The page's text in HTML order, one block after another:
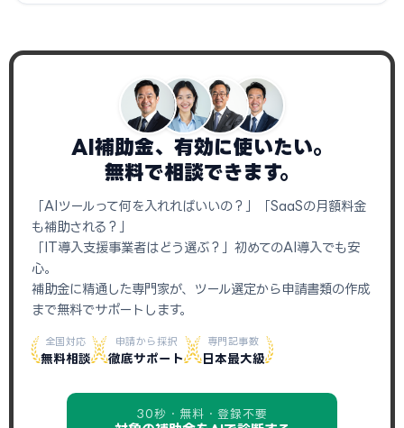
AI補助金、有効に使いたい。
無料で相談できます。
「AIツールって何を入れればいいの？」「SaaSの月額料金
も補助される？」
「IT導入支援事業者はどう選ぶ？」初めてのAI導入でも安
心。
補助金に精通した専門家が、ツール選定から申請書類の作成
まで無料でサポートします。
全国対応
無料相談
申請から採択
徹底サポート
専門記事数
日本最大級
30秒・無料・登録不要